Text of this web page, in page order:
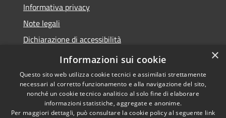
Informativa privacy
Note legali
Dichiarazione di accessibilità
Privacy e protezione dei dati
Copyright © 2026 • Comune di
×
Informazioni sui cookie
Questo sito web utilizza cookie tecnici e assimilati strettamente
necessari al corretto funzionamento e alla navigazione del sito,
nonché un cookie tecnico analitico al solo fine di elaborare
informazioni statistiche, aggregate e anonime.
Per maggiori dettagli, può consultare la cookie policy al seguente link